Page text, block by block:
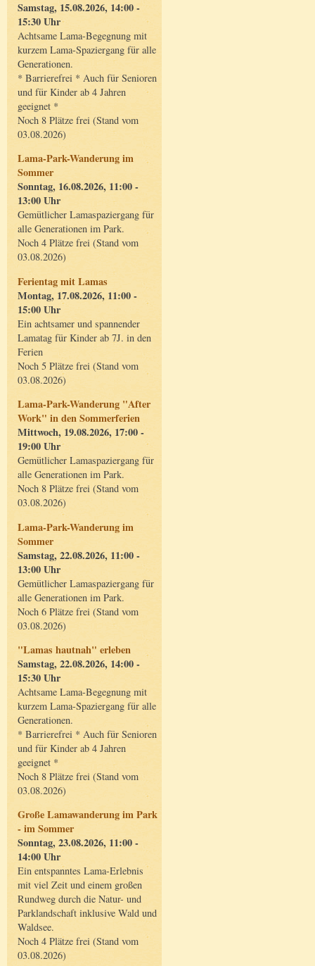
Samstag, 15.08.2026, 14:00 -
15:30 Uhr
Achtsame Lama-Begegnung mit
kurzem Lama-Spaziergang für alle
Generationen.
* Barrierefrei * Auch für Senioren
und für Kinder ab 4 Jahren
geeignet *
Noch 8 Plätze frei (Stand vom
03.08.2026)
Lama-Park-Wanderung im
Sommer
Sonntag, 16.08.2026, 11:00 -
13:00 Uhr
Gemütlicher Lamaspaziergang für
alle Generationen im Park.
Noch 4 Plätze frei (Stand vom
03.08.2026)
Ferientag mit Lamas
Montag, 17.08.2026, 11:00 -
15:00 Uhr
Ein achtsamer und spannender
Lamatag für Kinder ab 7J. in den
Ferien
Noch 5 Plätze frei (Stand vom
03.08.2026)
Lama-Park-Wanderung "After
Work" in den Sommerferien
Mittwoch, 19.08.2026, 17:00 -
19:00 Uhr
Gemütlicher Lamaspaziergang für
alle Generationen im Park.
Noch 8 Plätze frei (Stand vom
03.08.2026)
Lama-Park-Wanderung im
Sommer
Samstag, 22.08.2026, 11:00 -
13:00 Uhr
Gemütlicher Lamaspaziergang für
alle Generationen im Park.
Noch 6 Plätze frei (Stand vom
03.08.2026)
"Lamas hautnah" erleben
Samstag, 22.08.2026, 14:00 -
15:30 Uhr
Achtsame Lama-Begegnung mit
kurzem Lama-Spaziergang für alle
Generationen.
* Barrierefrei * Auch für Senioren
und für Kinder ab 4 Jahren
geeignet *
Noch 8 Plätze frei (Stand vom
03.08.2026)
Große Lamawanderung im Park
- im Sommer
Sonntag, 23.08.2026, 11:00 -
14:00 Uhr
Ein entspanntes Lama-Erlebnis
mit viel Zeit und einem großen
Rundweg durch die Natur- und
Parklandschaft inklusive Wald und
Waldsee.
Noch 4 Plätze frei (Stand vom
03.08.2026)